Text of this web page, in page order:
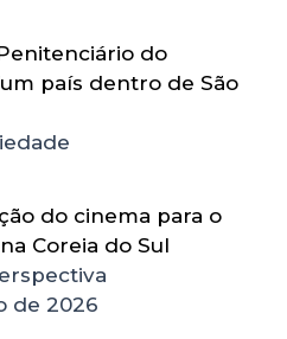
do
país dentro de São
do cinema para o
Coreia do Sul
de 2026